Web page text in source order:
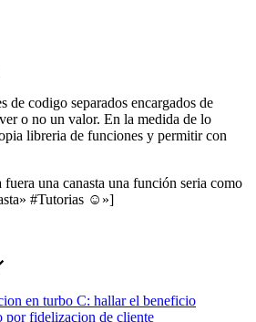
de codigo separados encargados de
o no un valor. En la medida de lo
libreria de funciones y permitir con
una canasta una función seria como
#Tutorias ☺»]